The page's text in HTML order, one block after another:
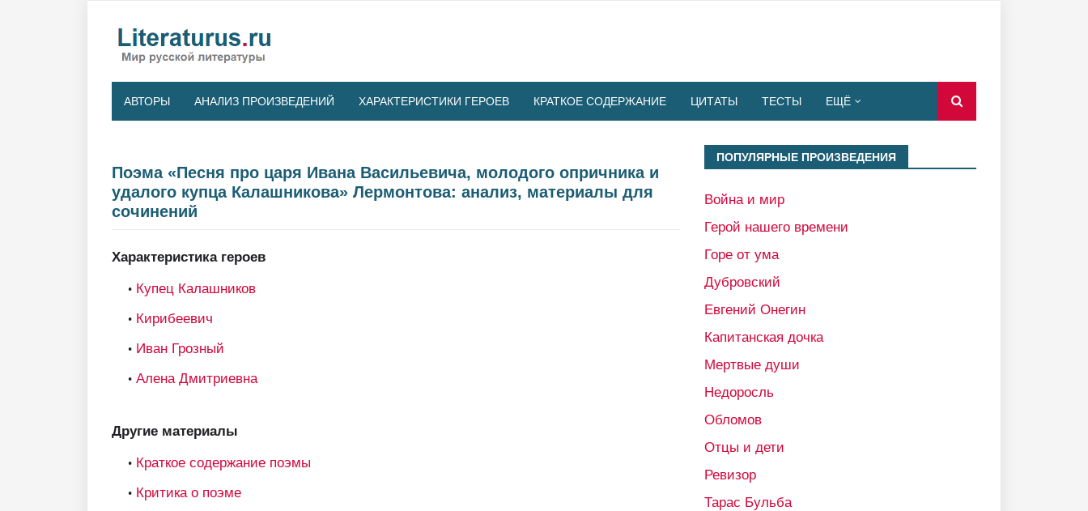
АВТОРЫ АНАЛИЗ ПРОИЗВЕДЕНИЙ ХАРАКТЕРИСТИКИ ГЕРОЕВ КРАТКОЕ СОДЕРЖАНИЕ ЦИТАТЫ ТЕСТЫ ЕЩЁ
Поэма «Песня про царя Ивана Васильевича, молодого опричника и
удалого купца Калашникова» Лермонтова: анализ, материалы для
сочинений
Характеристика героев
Купец Калашников
Кирибеевич
Иван Грозный
Алена Дмитриевна
Другие материалы
Краткое содержание поэмы
Критика о поэме
ПОПУЛЯРНЫЕ ПРОИЗВЕДЕНИЯ
Война и мир
Герой нашего времени
Горе от ума
Дубровский
Евгений Онегин
Капитанская дочка
Мертвые души
Недоросль
Обломов
Отцы и дети
Ревизор
Тарас Бульба